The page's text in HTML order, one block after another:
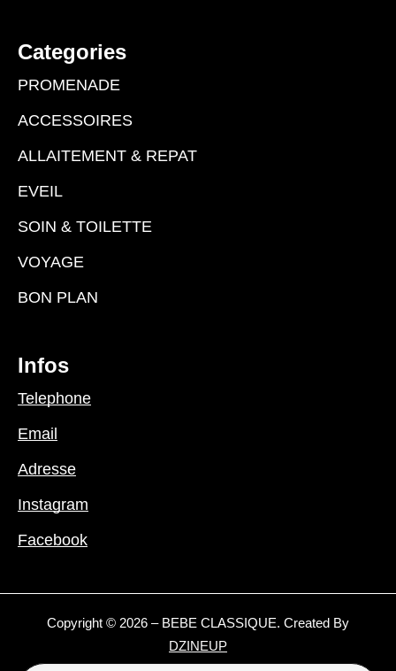
Categories
PROMENADE
ACCESSOIRES
ALLAITEMENT & REPAT
EVEIL
SOIN & TOILETTE
VOYAGE
BON PLAN
Infos
Telephone
Email
Adresse
Instagram
Facebook
Copyright © 2026 – BEBE CLASSIQUE. Created By
DZINEUP